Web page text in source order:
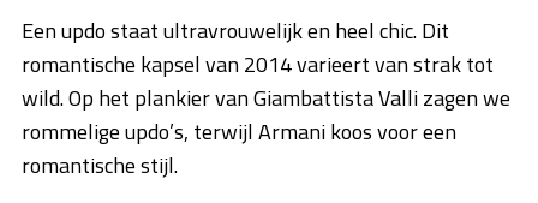
Een updo staat ultravrouwelijk en heel chic. Dit
romantische kapsel van 2014 varieert van strak tot
wild. Op het plankier van Giambattista Valli zagen we
rommelige updo’s, terwijl Armani koos voor een
romantische stijl.